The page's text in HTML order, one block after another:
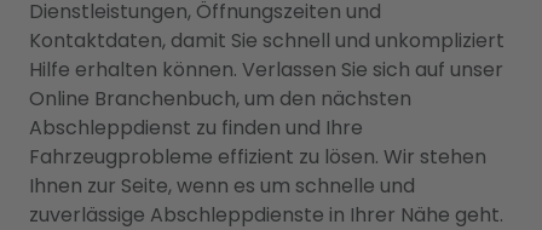
Dienstleistungen, Öffnungszeiten und
Kontaktdaten, damit Sie schnell und unkompliziert
Hilfe erhalten können. Verlassen Sie sich auf unser
Online Branchenbuch, um den nächsten
Abschleppdienst zu finden und Ihre
Fahrzeugprobleme effizient zu lösen. Wir stehen
Ihnen zur Seite, wenn es um schnelle und
zuverlässige Abschleppdienste in Ihrer Nähe geht.